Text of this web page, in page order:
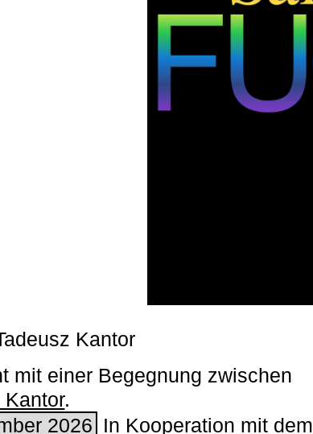
Kantor
mit einer Begegnung zwischen
Kantor.
2026 In Kooperation mit dem